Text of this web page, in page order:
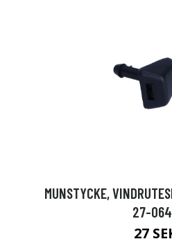
MUNSTYCKE,
27-
27